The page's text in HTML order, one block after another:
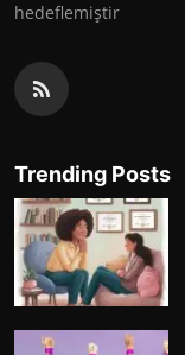
hedeflemiştir
Trending Posts